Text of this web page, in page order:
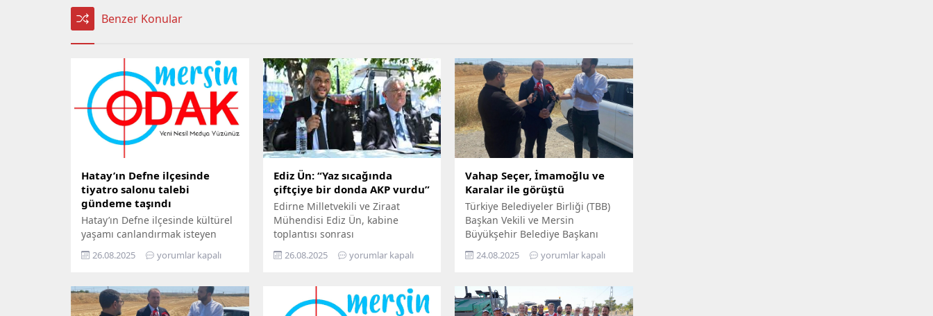
Benzer Konular
Hatay’ın Defne ilçesinde
tiyatro salonu talebi
gündeme taşındı
Hatay’ın Defne ilçesinde kültürel
yaşamı canlandırmak isteyen
sanatçılar, ilçeye bir tiyatro
salonu kurulması çağrısında
sahnelerde eserler sergileyen
Epik Sanat Tiyatrosu, 6 Şubat
26.08.2025 yorumlar kapalı
Ediz Ün: “Yaz sıcağında
çiftçiye bir donda AKP vurdu”
Edirne Milletvekili ve Ziraat
Mühendisi Ediz Ün, kabine
toplantısı sonrası
Cumhurbaşkanı Erdoğan’ın
açıkladığı zirai don ödemelerini
sıcağında çiftçiye bir donda AKP
vurdu” dedi. Ün, 21 Nisan’da 65
26.08.2025 yorumlar kapalı
Vahap Seçer, İmamoğlu ve
Karalar ile görüştü
Türkiye Belediyeler Birliği (TBB)
Başkan Vekili ve Mersin
Büyükşehir Belediye Başkanı
Vahap Seçer, Silivri Cezaevi’ndeki
tutuklu belediye başkanlarını
Silivri’de; Cumhuriyet Halk
Partisi’nin (CHP) Cumhurbaşkanı
24.08.2025 yorumlar kapalı